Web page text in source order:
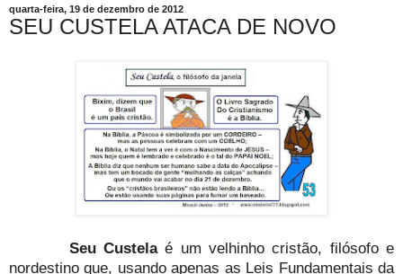
quarta-feira, 19 de dezembro de 2012
SEU CUSTELA ATACA DE NOVO
Seu Custelaé um velhinho cristão, filósofo e
nordestino que, usando apenas as Leis Fundamentais da